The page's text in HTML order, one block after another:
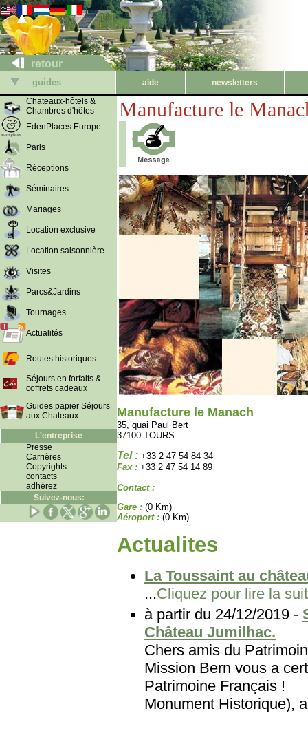
retour
guides aide
newsletters
Chateaux-hôtels &
Chambres d'hôtes
EdenPlaces Europe
Paris
Réceptions
Séminaires
Mariages
Location exclusive
Location saisonnière
Visites
Parcs&Jardins
Tournages
Actualités
Routes historiques
Séjours en forfaits &
coffrets cadeaux
Guides papier Séjours
aux Chateaux
L'entreprise
Presse
Carrières
Copyrights
contacts
adhérez
Suivez-nous:
Manufacture le
Manufacture le Manach
35, quai Paul Bert
37100 TOURS
Tel : +33 2 47 54 84 34
Fax : +33 2 47 54 14 89
Contact :
Gare : (0 Km)
Aéroport : (0 Km)
Actualites
La Toussaint au
...Cliquez pour lire la
à partir du 24/12/2019 -
Château Jumilhac.
Chers amis du
Mission Bern vous a
Patrimoine
Monument Historique),